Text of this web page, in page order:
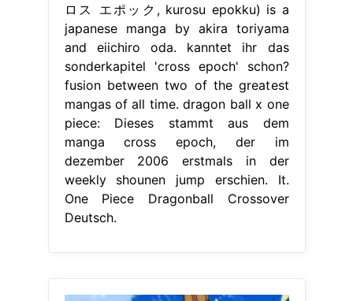
ロス エポック, kurosu epokku) is a
japanese manga by akira toriyama
and eiichiro oda. kanntet ihr das
sonderkapitel 'cross epoch' schon?
fusion between two of the greatest
mangas of all time. dragon ball x one
piece: Dieses stammt aus dem
manga cross epoch, der im
dezember 2006 erstmals in der
weekly shounen jump erschien. It.
One Piece Dragonball Crossover
Deutsch.